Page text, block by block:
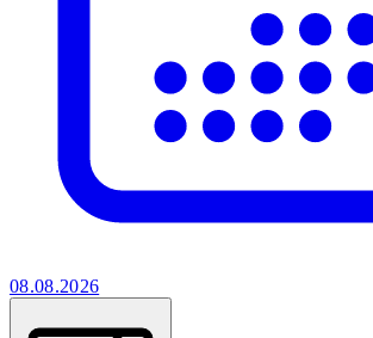
08.08.2026